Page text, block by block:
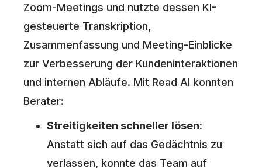
Zoom-Meetings und nutzte dessen KI-
gesteuerte Transkription,
Zusammenfassung und Meeting-Einblicke
zur Verbesserung der Kundeninteraktionen
und internen Abläufe. Mit Read AI konnten
Berater:
Streitigkeiten schneller lösen:
Anstatt sich auf das Gedächtnis zu
verlassen, konnte das Team auf